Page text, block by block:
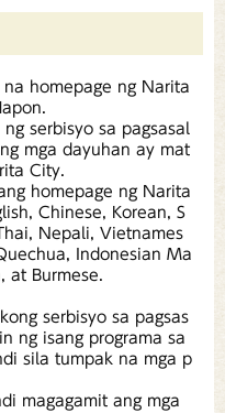
homepage ng Narita
serbisyo sa pagsasal
mga dayuhan ay mat
City.
homepage ng Narita
Chinese, Korean, S
Nepali, Vietnames
Indonesian Ma
at Burmese.
serbisyo sa pagsas
ng isang programa sa
sila tumpak na mga p
magagamit ang mga